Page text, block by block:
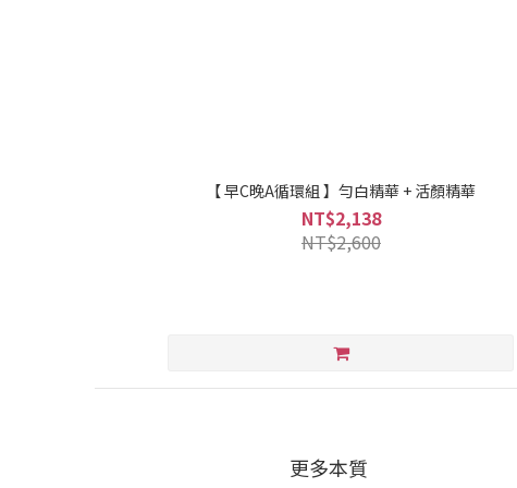
【 早C晚A循環組 】勻白精華 + 活顏精華
NT$2,138
NT$2,600
更多本質